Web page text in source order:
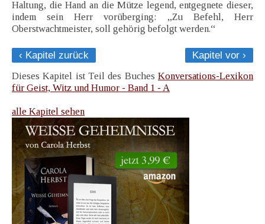
Haltung, die Hand an die Mütze legend, entgegnete dieser,
indem sein Herr vorüberging: „Zu Befehl, Herr
Oberstwachtmeister, soll gehörig befolgt werden.“
‹ Kapitel zurück
Kapitel vor ›
Dieses Kapitel ist Teil des Buches Konversations-Lexikon
für Geist, Witz und Humor - Band 1 - A
alle Kapitel sehen